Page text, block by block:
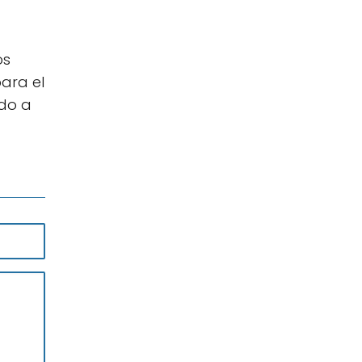
el
a